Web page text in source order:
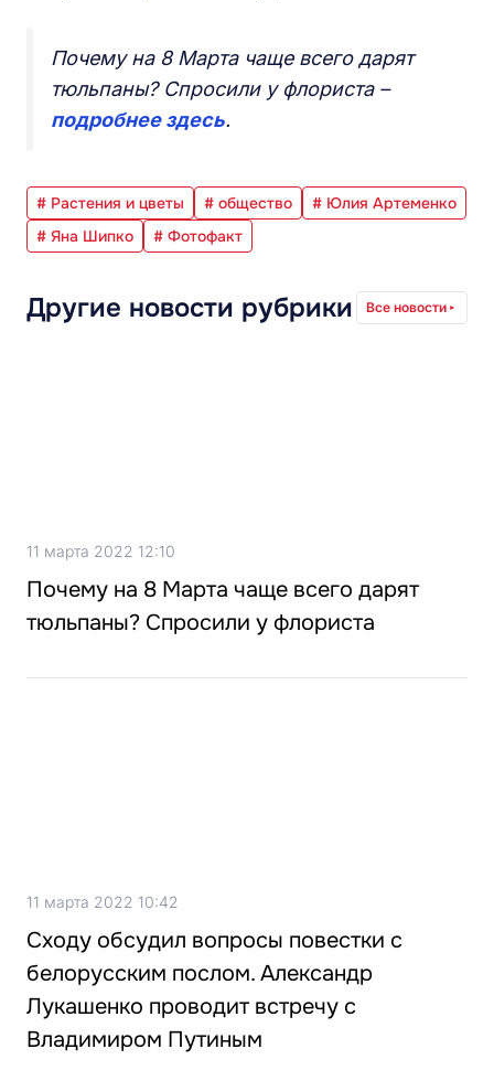
Почему на 8 Марта чаще всего дарят
тюльпаны? Спросили у флориста –
подробнее здесь.
# Растения и цветы # общество
# Юлия Артеменко
# Яна Шипко
# Фотофакт
Другие новости рубрики Все новости
11 марта 2022 12:10
Почему на 8 Марта чаще всего дарят
тюльпаны? Спросили у флориста
11 марта 2022 10:42
Сходу обсудил вопросы повестки с
белорусским послом. Александр
Лукашенко проводит встречу с
Владимиром Путиным